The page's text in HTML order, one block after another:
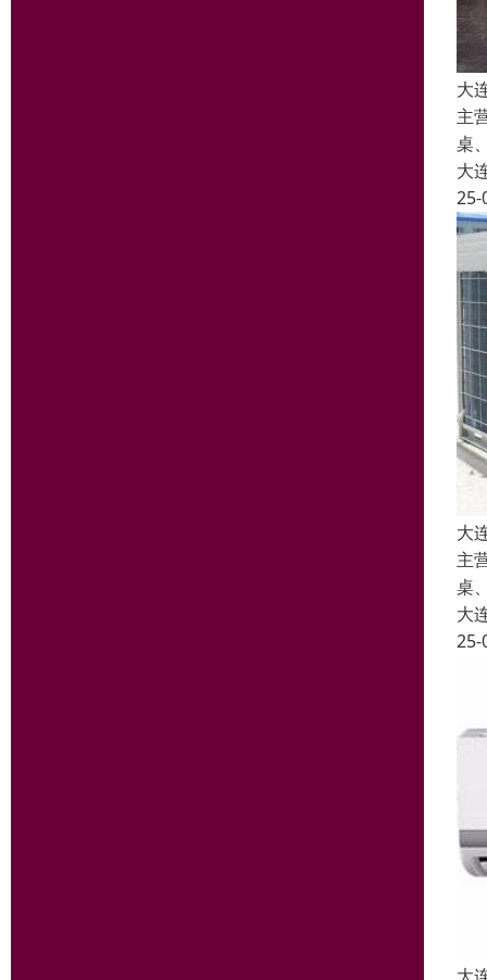
大
主
桌
大
25-
大
主
桌
大
25-